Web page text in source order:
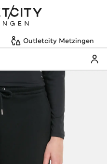
Outletcity Metzingen